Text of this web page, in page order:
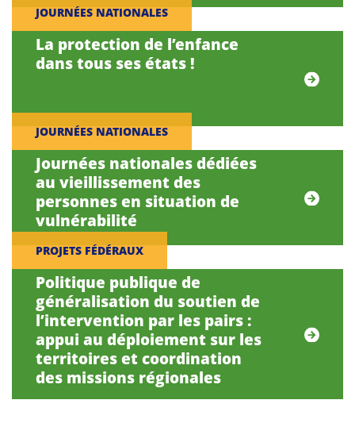
JOURNÉES NATIONALES
La protection de l’enfance
dans tous ses états !
JOURNÉES NATIONALES
Journées nationales dédiées
au vieillissement des
personnes en situation de
vulnérabilité
PROJETS FÉDÉRAUX
Politique publique de
généralisation du soutien de
l’intervention par les pairs :
appui au déploiement sur les
territoires et coordination
des missions régionales